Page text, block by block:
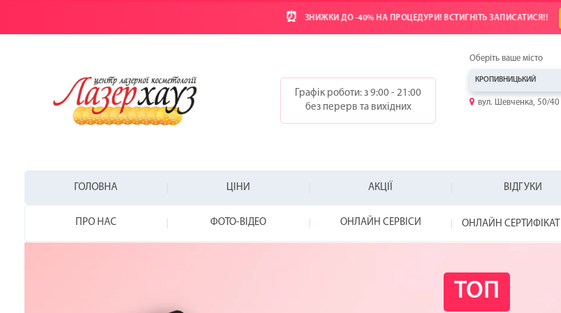
⏰ ЗНИЖКИ ДО -40% НА ПРОЦЕДУРИ! ВСТИГНІТЬ ЗАПИСАТИСЯ!!
Графік роботи: з 9:00 - 21:00
без перерв та вихідних
Оберіть ваше місто
КРОПИВНИЦЬКИЙ
вул. Шевченка, 50/40
ГОЛОВНА ЦІНИ АКЦІЇ ВІДГУКИ
ПРО НАС ФОТО-ВІДЕО ОНЛАЙН СЕРВІСИ ОНЛАЙН СЕРТИФІКАТ
WOW!
ТОП
-20%
-20%
-25%